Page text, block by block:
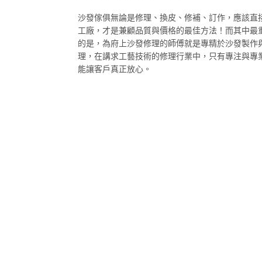
沙發傢俱無論是修理、換皮、修補、訂作，應該直
工廠，才是兼顧品質與價格的最佳方法！而其中最
的是，為府上沙發修理的師傅就是專精於沙發製作
理，在講求工藝技術的修理行業中，只有專注與專
能讓客戶真正放心。